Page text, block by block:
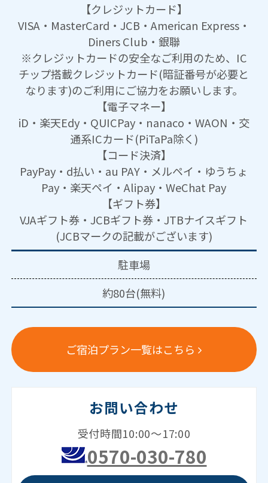
【クレジットカード】
VISA・MasterCard・JCB・American Express・
Diners Club・銀聯
※クレジットカードの安全なご利用のため、IC
チップ搭載クレジットカード(暗証番号が必要と
なります)のご利用にご協力をお願いします。
【電子マネー】
iD・楽天Edy・QUICPay・nanaco・WAON・交
通系ICカード(PiTaPa除く)
【コード決済】
PayPay・d払い・au PAY・メルペイ・ゆうちょ
Pay・楽天ペイ・Alipay・WeChat Pay
【ギフト券】
VJAギフト券・JCBギフト券・JTBナイスギフト
(JCBマークの記載がございます)
駐車場
約80台(無料)
ご宿泊プラン一覧はこちら
お問い合わせ
受付時間10:00～17:00
0570-030-780